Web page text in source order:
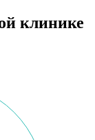
клинике